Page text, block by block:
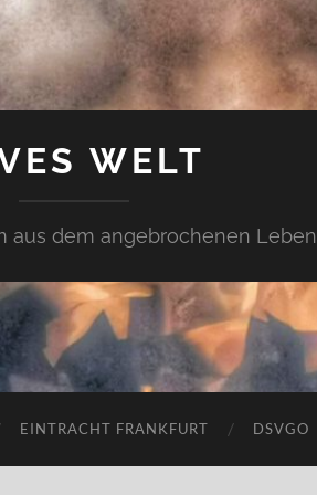
WELT
aus dem angebrochenen Leben
EINTRACHT FRANKFURT DSVGO